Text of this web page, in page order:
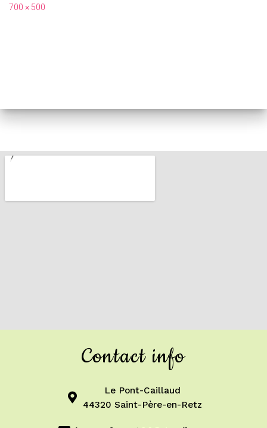
700 × 500
Contact info
Le Pont-Caillaud
44320 Saint-Père-en-Retz